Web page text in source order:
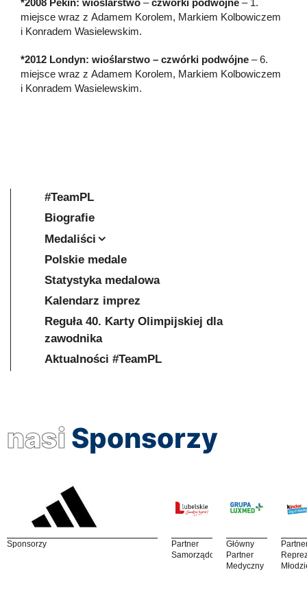
miejsce wraz z Adamem Korolem, Markiem Kolbowiczem
i Konradem Wasielewskim.
*2012 Londyn: wioślarstwo – czwórki podwójne – 6.
miejsce wraz z Adamem Korolem, Markiem Kolbowiczem
i Konradem Wasielewskim.
#TeamPL
Biografie
Medaliści
Polskie medale
Statystyka medalowa
Kalendarz imprez
Reguła 40. Karty Olimpijskiej dla
zawodnika
Aktualności #TeamPL
nasi Sponsorzy
Sponsorzy
Partner
Samorządowy
Główny
Partner
Medyczny